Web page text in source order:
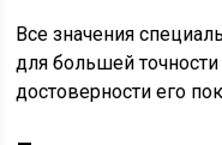
Все значения
для большей
достоверности его